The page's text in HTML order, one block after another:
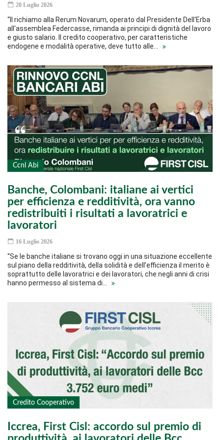
20 Luglio 2026
“Il richiamo alla Rerum Novarum, operato dal Presidente Dell'Erba
all'assemblea Federcasse, rimanda ai principi di dignità del lavoro
e giusto salario. Il credito cooperativo, per caratteristiche
endogene e modalità operative, deve tutto alle…
Ccnl Abi
Banche, Colombani: italiane ai vertici
per efficienza e redditività, ora vanno
redistribuiti i risultati a lavoratrici e
lavoratori
16 Luglio 2026
“Se le banche italiane si trovano oggi in una situazione eccellente
sul piano della redditività, della solidità e dell’efficienza il merito è
soprattutto delle lavoratrici e dei lavoratori, che negli anni di crisi
hanno permesso al sistema di…
Credito Cooperativo
Iccrea, First Cisl: accordo sul premio di